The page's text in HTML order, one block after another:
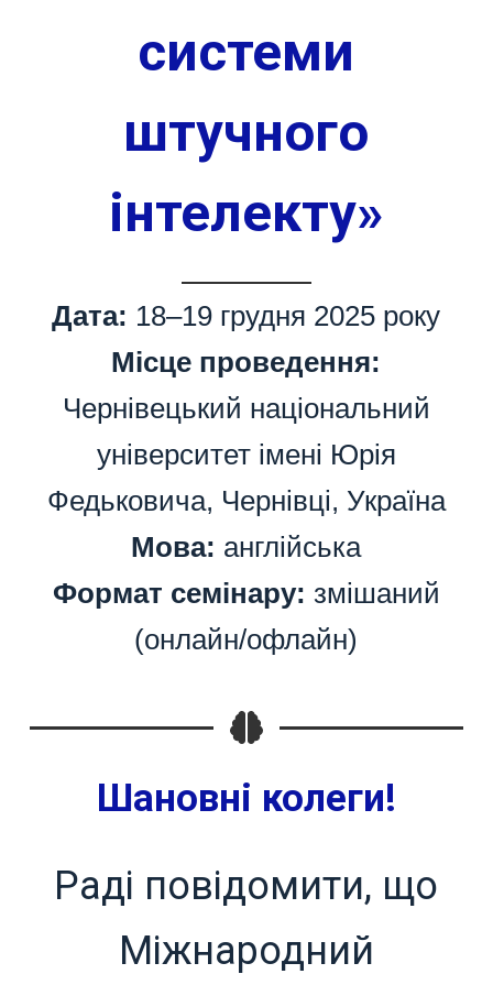
системи
штучного
інтелекту»
Дата: 18–19 грудня 2025 року
Місце проведення:
Чернівецький національний
університет імені Юрія
Федьковича, Чернівці, Україна
Мова: англійська
Формат семінару: змішаний
(онлайн/офлайн)
Шановні колеги!
Раді повідомити, що
Міжнародний